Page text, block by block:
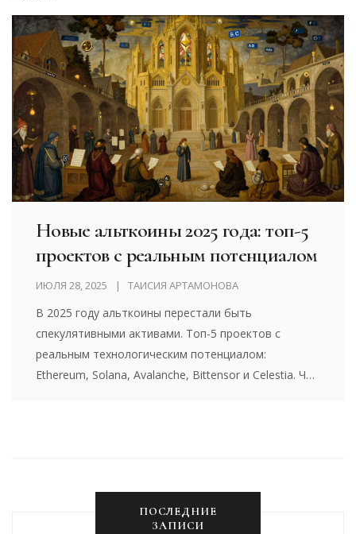
Новые альткоины 2025 года: топ-5
проектов с реальным потенциалом
ИЮЛЯ 28, 2025 ТАИСИЯ АРТАМОНОВА
В 2025 году альткоины перестали быть
спекулятивными активами. Топ-5 проектов с
реальным технологическим потенциалом:
Ethereum, Solana, Avalanche, Bittensor и Celestia. Что
ПОСЛЕДНИЕ
ЗАПИСИ